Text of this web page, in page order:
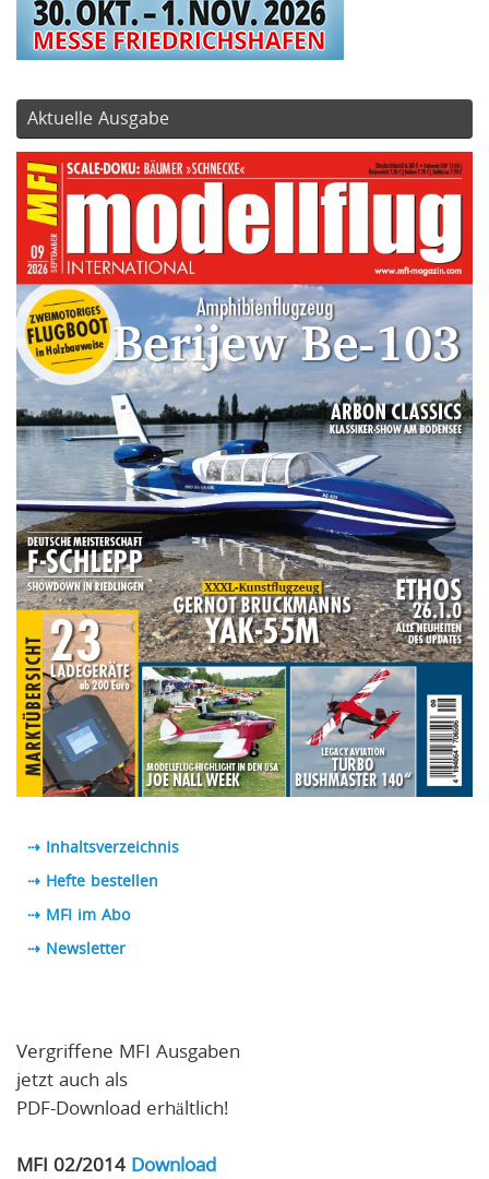
Aktuelle Ausgabe
⇢ Inhaltsverzeichnis
⇢ Hefte bestellen
⇢ MFI im Abo
⇢ Newsletter
Vergriffene MFI Ausgaben
jetzt auch als
PDF-Download erhältlich!
MFI 02/2014 Download